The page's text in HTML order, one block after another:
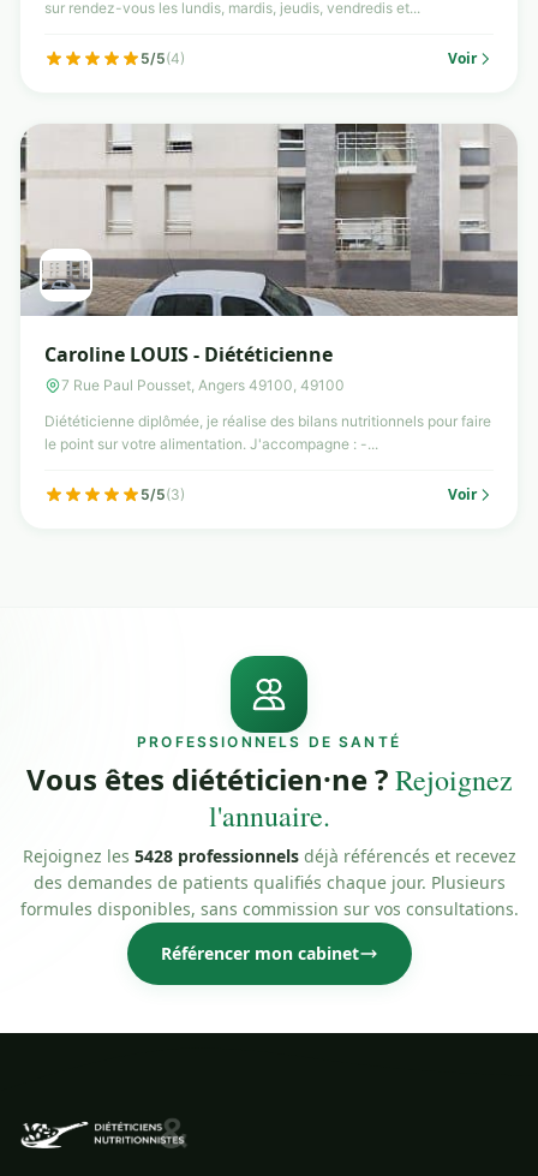
sur rendez-vous les lundis, mardis, jeudis, vendredis et...
5/5(4) Voir
Caroline LOUIS - Diététicienne
7 Rue Paul Pousset, Angers 49100, 49100
Diététicienne diplômée, je réalise des bilans nutritionnels pour faire
le point sur votre alimentation. J'accompagne : -...
5/5(3) Voir
PROFESSIONNELS DE SANTÉ
Vous êtes diététicien·ne ?Rejoignez
l'annuaire.
Rejoignez les 5428 professionnelsdéjà référencés et recevez
des demandes de patients qualifiés chaque jour. Plusieurs
formules disponibles, sans commission sur vos consultations.
Référencer mon cabinet